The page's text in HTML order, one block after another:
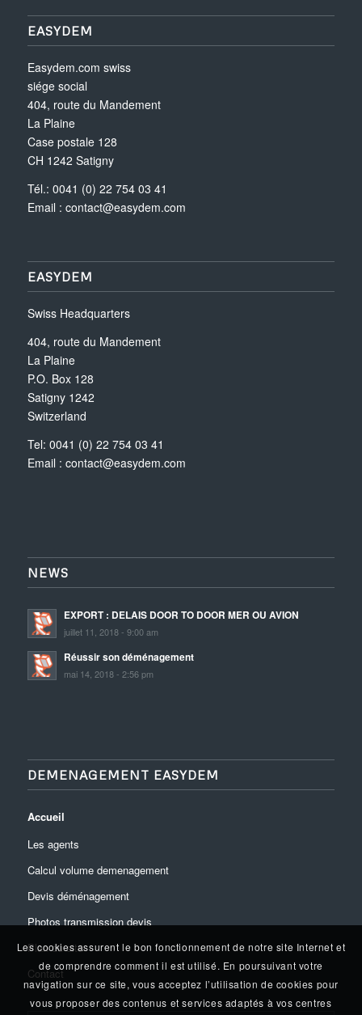
EASYDEM
Easydem.com swiss
siége social
404, route du Mandement
La Plaine
Case postale 128
CH 1242 Satigny
Tél.: 0041 (0) 22 754 03 41
Email : contact@easydem.com
EASYDEM
Swiss Headquarters
404, route du Mandement
La Plaine
P.O. Box 128
Satigny 1242
Switzerland
Tel: 0041 (0) 22 754 03 41
Email : contact@easydem.com
NEWS
EXPORT : DELAIS DOOR TO DOOR MER OU AVION
juillet 11, 2018 - 9:00 am
Réussir son déménagement
mai 14, 2018 - 2:56 pm
DEMENAGEMENT EASYDEM
Accueil
Les agents
Calcul volume demenagement
Devis déménagement
Photos transmission devis
Plan du site
Contact
Les cookies assurent le bon fonctionnement de notre site Internet et
de comprendre comment il est utilisé. En poursuivant votre
navigation sur ce site, vous acceptez l’utilisation de cookies pour
vous proposer des contenus et services adaptés à vos centres